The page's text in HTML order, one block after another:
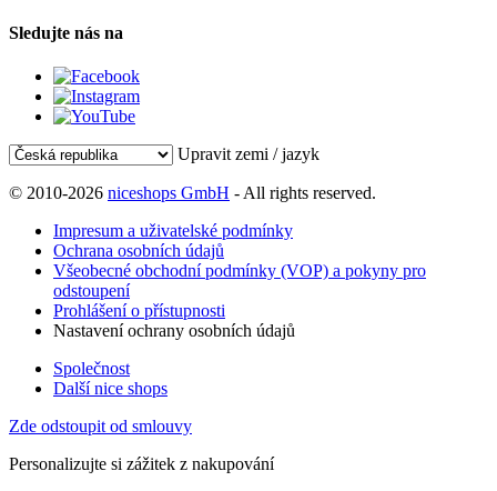
Sledujte nás na
Upravit zemi / jazyk
© 2010-2026 niceshops GmbH - All rights reserved.
Impresum a uživatelské podmínky
Ochrana osobních údajů
Všeobecné obchodní podmínky (VOP) a pokyny pro
odstoupení
Prohlášení o přístupnosti
Nastavení ochrany osobních údajů
Společnost
Další nice shops
Zde odstoupit od smlouvy
Personalizujte si zážitek z nakupování